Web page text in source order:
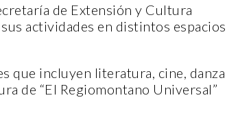
de Extensión y Cultura
actividades en distintos espacios
que incluyen literatura, cine,
de “El Regiomontano Universal”